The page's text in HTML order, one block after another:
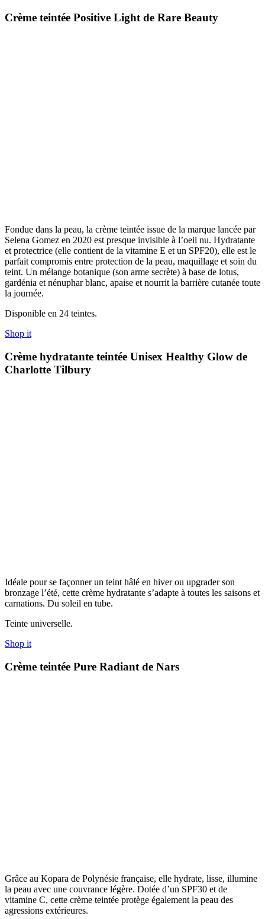
Crème teintée Positive Light de Rare Beauty
Fondue dans la peau, la crème teintée issue de la marque lancée par
Selena Gomez en 2020 est presque invisible à l’oeil nu. Hydratante
et protectrice (elle contient de la vitamine E et un SPF20), elle est le
parfait compromis entre protection de la peau, maquillage et soin du
teint. Un mélange botanique (son arme secrète) à base de lotus,
gardénia et nénuphar blanc, apaise et nourrit la barrière cutanée toute
la journée.
Disponible en 24 teintes.
Shop it
Crème hydratante teintée Unisex Healthy Glow de
Charlotte Tilbury
Idéale pour se façonner un teint hâlé en hiver ou upgrader son
bronzage l’été, cette crème hydratante s’adapte à toutes les saisons et
carnations. Du soleil en tube.
Teinte universelle.
Shop it
Crème teintée Pure Radiant de Nars
Grâce au Kopara de Polynésie française, elle hydrate, lisse, illumine
la peau avec une couvrance légère. Dotée d’un SPF30 et de
vitamine C, cette crème teintée protège également la peau des
agressions extérieures.